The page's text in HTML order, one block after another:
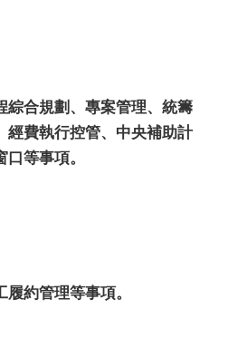
綜合規劃、專案管理、統籌
經費執行控管、中央補助計
等事項。
約管理等事項。